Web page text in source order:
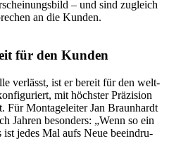
– und sind zugleich
an die Kunden.
für den Kunden
verlässt, ist er bereit für den welt­
mit höchster Präzi­sion
Für Monta­ge­leiter Jan Braun­hardt
Jahren beson­ders: „Wenn so ein
ist jedes Mal aufs Neue beein­dru­